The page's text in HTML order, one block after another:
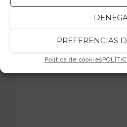
PREFERENCIAS
Política de cookies